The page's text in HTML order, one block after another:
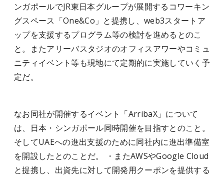
ンガポールでJR東⽇本グループが展開するコワーキン
グスペース「One&Co」と提携し、web3スタートア
ップを支援するプログラム等の検討を進めるとのこ
と。またアリーバスタジオのオフィスアワーやコミュ
ニティイベント等も現地にて定期的に実施していく予
定だ。
なお同社が開催するイベント「ArribaX」について
は、日本・シンガポール同時開催を目指すとのこと。
そしてUAEへの進出支援のために同社内に進出準備室
を開設したとのことだ。 ・またAWSやGoogle Cloud
と提携し、出資先に対して開発用クーポンを提供する